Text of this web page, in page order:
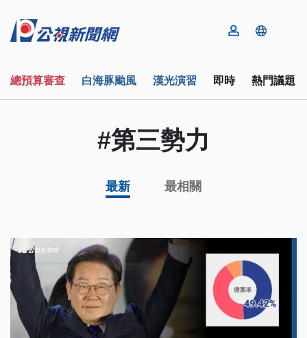
總預算審查 白海豚颱風 漢光演習 即時 熱門議題
#第三勢力
最新 最相關